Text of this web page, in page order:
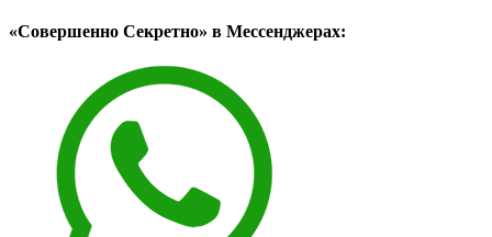
«Совершенно Секретно» в Мессенджерах: